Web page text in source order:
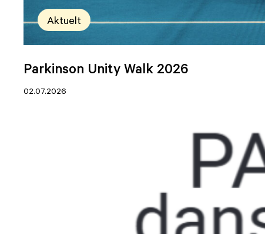
Aktuelt
Parkinson Unity Walk 2026
02.07.2026